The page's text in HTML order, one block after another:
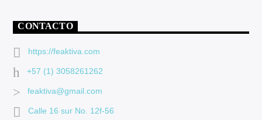
CONTACTO
https://feaktiva.com
+57 (1) 3058261262
feaktiva@gmail.com
Calle 16 sur No. 12f-56